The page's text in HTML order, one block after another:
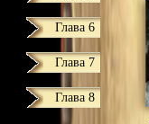
Глава 6
Глава 7
Глава 8